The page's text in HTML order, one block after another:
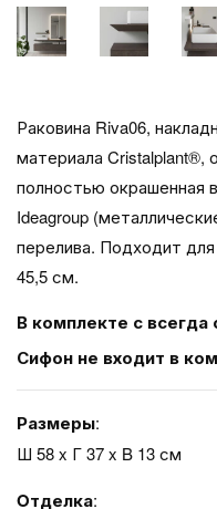
Раковина Riva06,
материала Cristalplant®,
полностью окрашенная
Ideagroup
перелива. Подходит
45,5 см.
В комплекте с
Сифон не входит в
Размеры:
Ш 58 x Г 37 x B 13 см
Oтделка: